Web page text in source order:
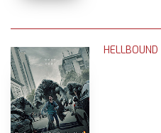
HELLBOUND